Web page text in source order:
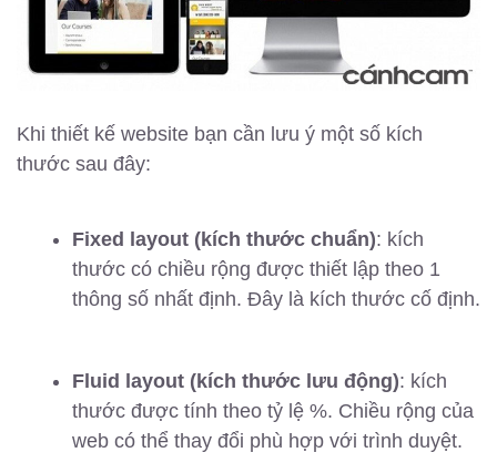
Khi thiết kế website bạn cần lưu ý một số kích
thước sau đây:
Fixed layout (kích thước chuẩn): kích
thước có chiều rộng được thiết lập theo 1
thông số nhất định. Đây là kích thước cố định.
Fluid layout (kích thước lưu động): kích
thước được tính theo tỷ lệ %. Chiều rộng của
web có thể thay đổi phù hợp với trình duyệt.